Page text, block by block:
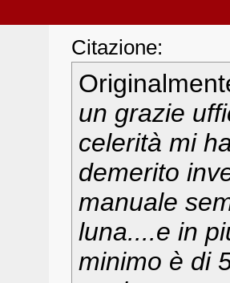
Citazione:
un grazie
celerità mi
demerito
manuale
luna....e in
minimo è di